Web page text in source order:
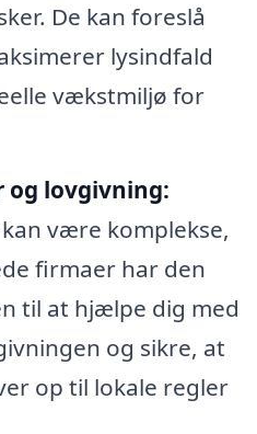
De kan foreslå
lysindfald
vækstmiljø for
og lovgivning:
være komplekse,
firmaer har den
til at hjælpe dig med
og sikre, at
op til lokale regler